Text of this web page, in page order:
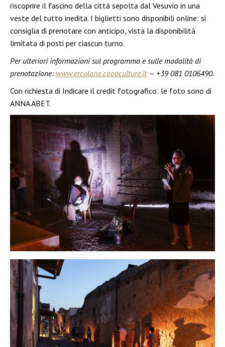
riscoprire il fascino della città sepolta dal Vesuvio in una
veste del tutto inedita. I biglietti sono disponibili online: si
consiglia di prenotare con anticipo, vista la disponibilità
limitata di posti per ciascun turno.
Per ulteriori informazioni sul programma e sulle modalità di
prenotazione: www.ercolano.coopculture.it— +39 081 0106490.
Con richiesta di Indicare il credit fotografico: le foto sono di
ANNA ABET.